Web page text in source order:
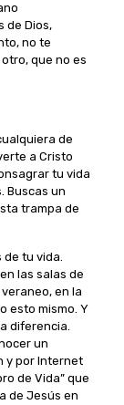
de Dios,
no te
que no es
de
a Cristo
tu vida
Buscas un
trampa de
de tu vida.
las salas de
en la
esto mismo. Y
diferencia.
un
y por Internet
de Vida” que
de Jesús en